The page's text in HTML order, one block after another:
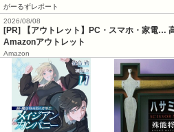
がーるずレポート
2026/08/08
[PR] 【アウトレット】PC・スマホ・家電…
Amazonアウトレット
Amazon